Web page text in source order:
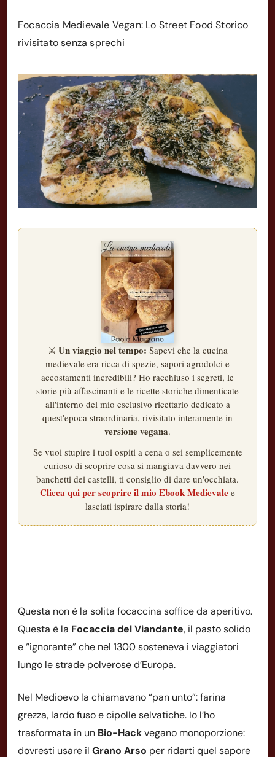
Focaccia Medievale Vegan: Lo Street Food Storico
rivisitato senza sprechi
⚔️ Un viaggio nel tempo: Sapevi che la cucina
medievale era ricca di spezie, sapori agrodolci e
accostamenti incredibili? Ho racchiuso i segreti, le
storie più affascinanti e le ricette storiche dimenticate
all'interno del mio esclusivo ricettario dedicato a
quest'epoca straordinaria, rivisitato interamente in
versione vegana.
Se vuoi stupire i tuoi ospiti a cena o sei semplicemente
curioso di scoprire cosa si mangiava davvero nei
banchetti dei castelli, ti consiglio di dare un'occhiata.
Clicca qui per scoprire il mio Ebook Medievale e
lasciati ispirare dalla storia!
Questa non è la solita focaccina soffice da aperitivo.
Questa è la Focaccia del Viandante, il pasto solido
e “ignorante” che nel 1300 sosteneva i viaggiatori
lungo le strade polverose d’Europa.
Nel Medioevo la chiamavano “pan unto”: farina
grezza, lardo fuso e cipolle selvatiche. Io l’ho
trasformata in un Bio-Hackvegano monoporzione:
dovresti usare il Grano Arso per ridarti quel sapore